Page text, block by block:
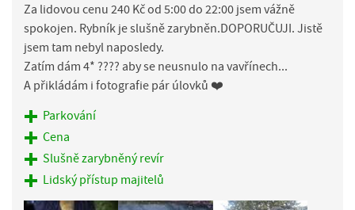
Za lidovou cenu 240 Kč od 5:00 do 22:00 jsem vážně
spokojen. Rybník je slušně zarybněn.DOPORUČUJI. Jistě
jsem tam nebyl naposledy.
Zatím dám 4* ???? aby se neusnulo na vavřínech...
A přikládám i fotografie pár úlovků ❤️
Parkování
Cena
Slušně zarybněný revír
Lidský přístup majitelů